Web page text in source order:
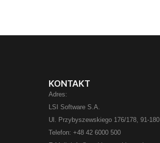
KONTAKT
Adres:
LSI Software S.A.
Ul. Przybyszewskiego 176/178, 91-
Telefon: +48 42 6000 500